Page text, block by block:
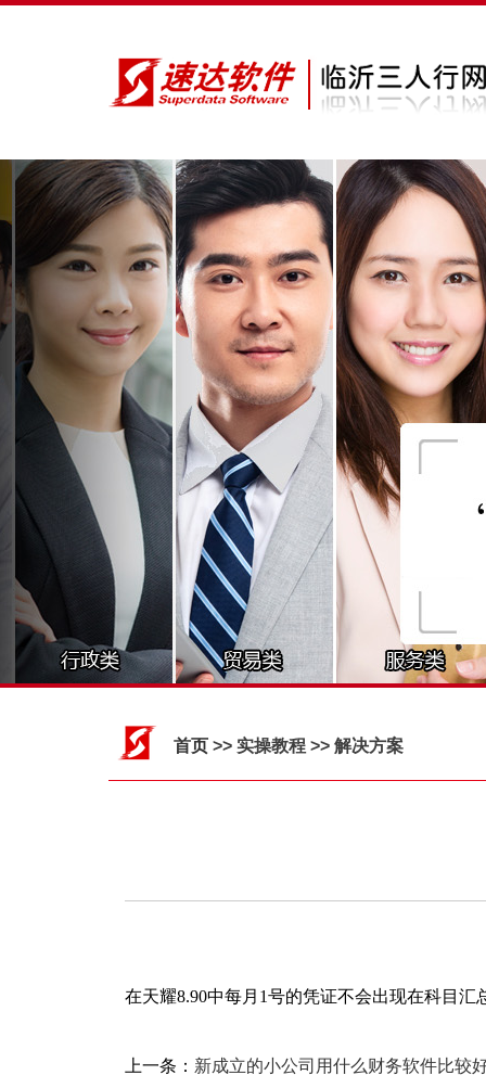
首页 >> 实操教程 >> 解决方案
在天耀8.90中每月1号的凭证不会出现在科目
上一条： 新成立的小公司用什么财务软件比较